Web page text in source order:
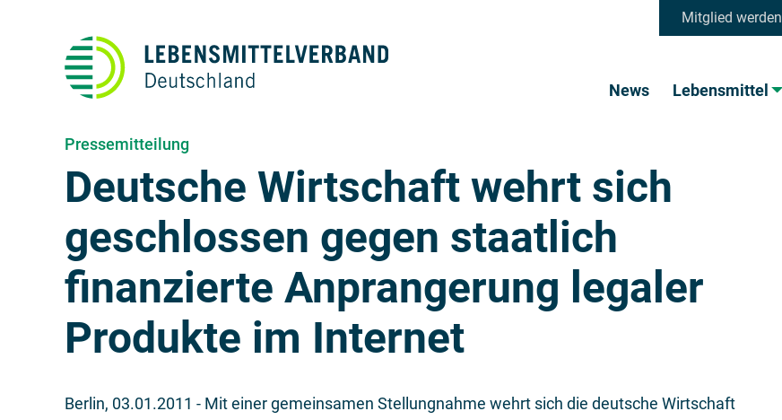
Mitglied werden
News Lebensmittel
Pressemitteilung
Deutsche Wirtschaft wehrt sich
geschlossen gegen staatlich
finanzierte Anprangerung legaler
Produkte im Internet
Berlin, 03.01.2011 - Mit einer gemeinsamen Stellungnahme wehrt sich die deutsche Wirtschaft